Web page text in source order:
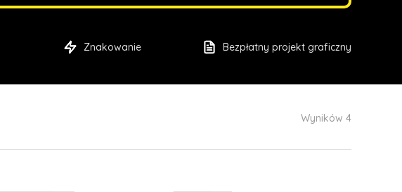
Znakowanie Bezpłatny projekt graficzny
Wyników 4